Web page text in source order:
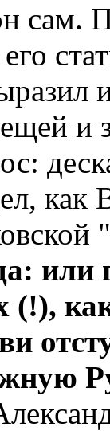
сам.
и
как
(!),